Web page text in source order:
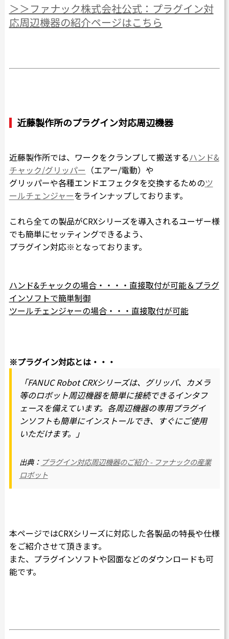
＞＞ファナック株式会社公式：プラグイン対
応周辺機器の紹介ページはこちら
近藤製作所のプラグイン対応周辺機器
近藤製作所では、ワークをクランプして搬送するハンド&
チャック/グリッパー （エアー/電動）や
グリッパーや各種エンドエフェクタを交換するためのツ
ールチェンジャーをラインナップしております。
これら全ての製品がCRXシリーズを導入されるユーザー様
でも簡単にセッティングできるよう、
プラグイン対応※となっております。
ハンド&チャックの場合・・・・直接取付が可能＆プラグ
インソフトで簡単制御
ツールチェンジャーの場合・・・直接取付が可能
※プラグイン対応とは・・・
「FANUC Robot CRXシリーズは、グリッパ、カメラ
等のロボット周辺機器を簡単に接続できるインタフ
ェースを備えています。各周辺機器の専用プラグイ
ンソフトも簡単にインストールでき、すぐにご使用
いただけます。」
出典： プラグイン対応周辺機器のご紹介 - ファナックの産業
ロボット
本ページではCRXシリーズに対応した各製品の特長や仕様
をご紹介させて頂きます。
また、プラグインソフトや図面などのダウンロードも可
能です。